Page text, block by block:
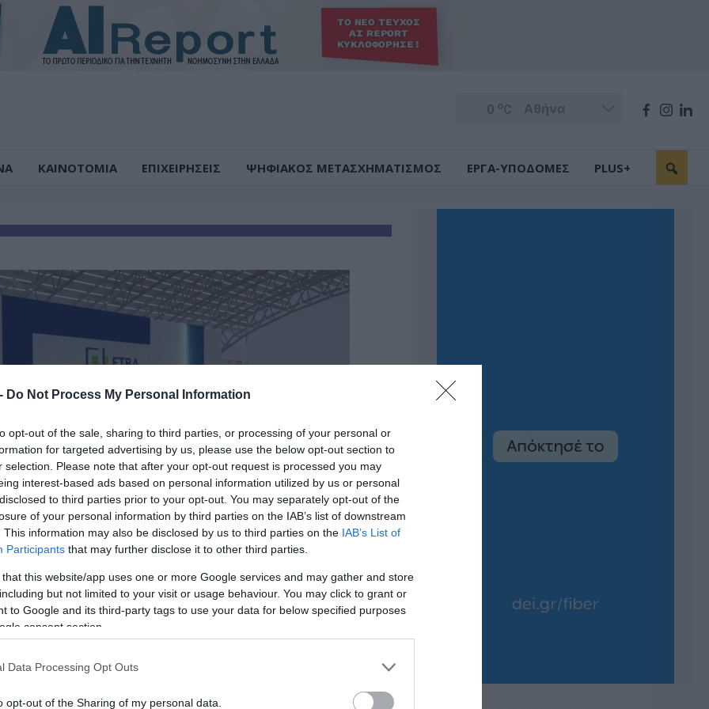
Do Not Process My Personal Information
opt-out of the sale, sharing to third parties, or processing of your personal or
for targeted advertising by us, please use the below opt-out section to
selection. Please note that after your opt-out request is processed you may
interest-based ads based on personal information utilized by us or personal
to third parties prior to your opt-out. You may separately opt-out of the
of your personal information by third parties on the IAB’s list of downstream
This information may also be disclosed by us to third parties on the IAB’s List of
Participants that may further disclose it to other third parties.
that this website/app uses one or more Google services and may gather and store
but not limited to your visit or usage behaviour. You may click to grant or
to Google and its third-party tags to use your data for below specified purposes
consent section.
Data Processing Opt Outs
opt-out of the Sharing of my personal data.
0 oC
ΚΑΙΝΟΤΟΜΙΑ ΕΠΙΧΕΙΡΗΣΕΙΣ ΨΗΦΙΑΚΟΣ ΜΕΤΑΣΧΗΜΑΤΙΣΜΟΣ ΕΡΓΑ-ΥΠΟΔΟΜΕΣ PLUS+